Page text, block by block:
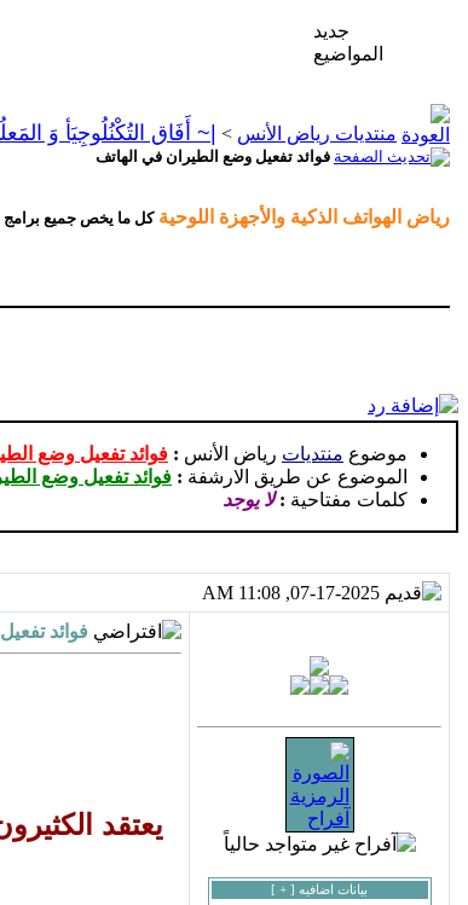
جديد
المواضيع
منتديات رياض الأنس > |~ أَفَاق التُكْنُلُوجِيَأ وَ
فوائد تفعيل وضع الطيران في الهاتف
رياض الهواتف الذكية والأجهزة اللوحية كل ما يخص جميع برامج
موضوع منتديات رياض الأنس : فوائد تفعيل وضع
الموضوع عن طريق الارشفة : فوائد تفعيل وضع
كلمات مفتاحية :لا يوجد
بيانات اضافيه [ +
]
فوائد
يعتقد